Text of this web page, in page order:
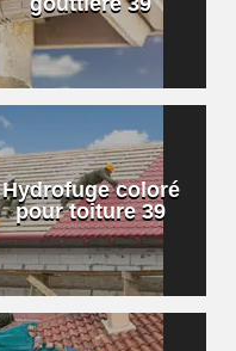
Hydrofuge coloré
pour toiture 39